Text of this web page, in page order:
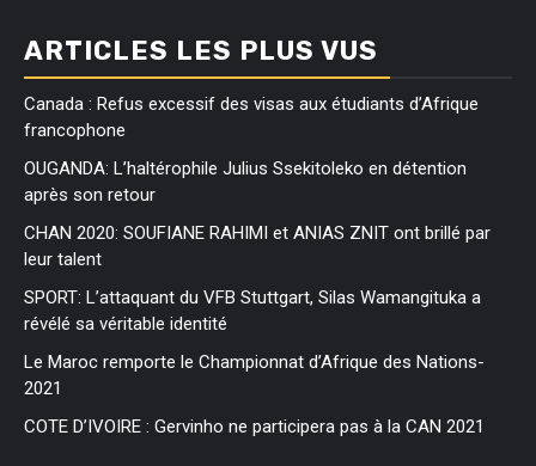
ARTICLES LES PLUS VUS
Canada : Refus excessif des visas aux étudiants d’Afrique
francophone
OUGANDA: L’haltérophile Julius Ssekitoleko en détention
après son retour
CHAN 2020: SOUFIANE RAHIMI et ANIAS ZNIT ont brillé par
leur talent
SPORT: L’attaquant du VFB Stuttgart, Silas Wamangituka a
révélé sa véritable identité
Le Maroc remporte le Championnat d’Afrique des Nations-
2021
COTE D’IVOIRE : Gervinho ne participera pas à la CAN 2021